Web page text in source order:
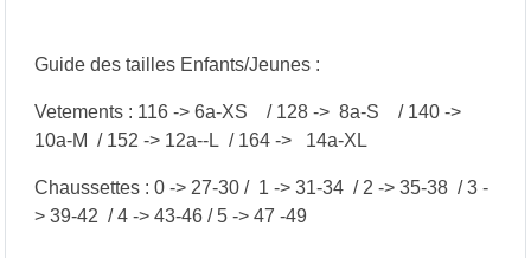
Guide des tailles Enfants/Jeunes :
Vetements : 116 -> 6a-XS / 128 -> 8a-S / 140 ->
10a-M / 152 -> 12a--L / 164 -> 14a-XL
Chaussettes : 0 -> 27-30 / 1 -> 31-34 / 2 -> 35-38 / 3 -
> 39-42 / 4 -> 43-46 / 5 -> 47 -49